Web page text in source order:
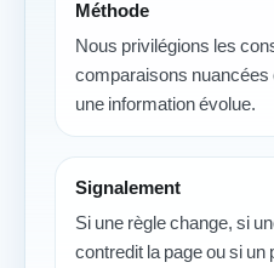
Méthode
Nous privilégions les
comparaisons nuancées
une information évolue.
Signalement
Si une règle change, si
contredit la page ou si un